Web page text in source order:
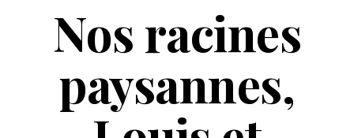
Nos racines
paysannes,